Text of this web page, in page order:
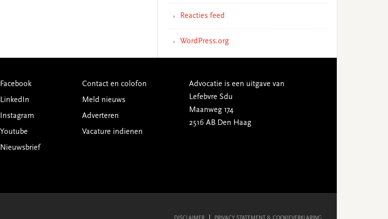
Reacties feed
WordPress.org
Facebook
LinkedIn
Instagram
Youtube
Nieuwsbrief
Contact en colofon
Meld nieuws
Adverteren
Vacature indienen
Advocatie is een uitgave van
Lefebvre Sdu
Maanweg 174
2516 AB Den Haag